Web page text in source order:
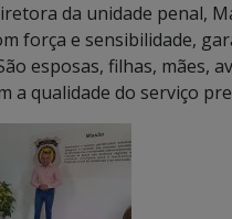
da unidade penal,
força e sensibilidade,
esposas, filhas, mães,
a qualidade do serviço